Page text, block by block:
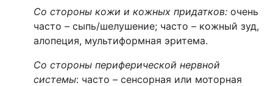
Со стороны кожи и кожных придатков: очень
часто – сыпь/шелушение; часто – кожный зуд,
алопеция, мультиформная эритема.
Со стороны периферической нервной
системы: часто – сенсорная или моторная